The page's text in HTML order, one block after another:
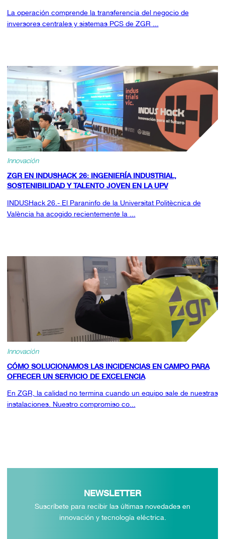
La operación comprende la transferencia del negocio de
inversores centrales y sistemas PCS de ZGR ...
Innovación
ZGR EN INDUSHACK 26: INGENIERÍA INDUSTRIAL,
SOSTENIBILIDAD Y TALENTO JOVEN EN LA UPV
INDUSHack 26.- El Paraninfo de la Universitat Politècnica de
València ha acogido recientemente la ...
Innovación
CÓMO SOLUCIONAMOS LAS INCIDENCIAS EN CAMPO PARA
OFRECER UN SERVICIO DE EXCELENCIA
En ZGR, la calidad no termina cuando un equipo sale de nuestras
instalaciones. Nuestro compromiso co...
NEWSLETTER
Suscríbete para recibir las últimas novedades en
innovación y tecnología eléctrica.